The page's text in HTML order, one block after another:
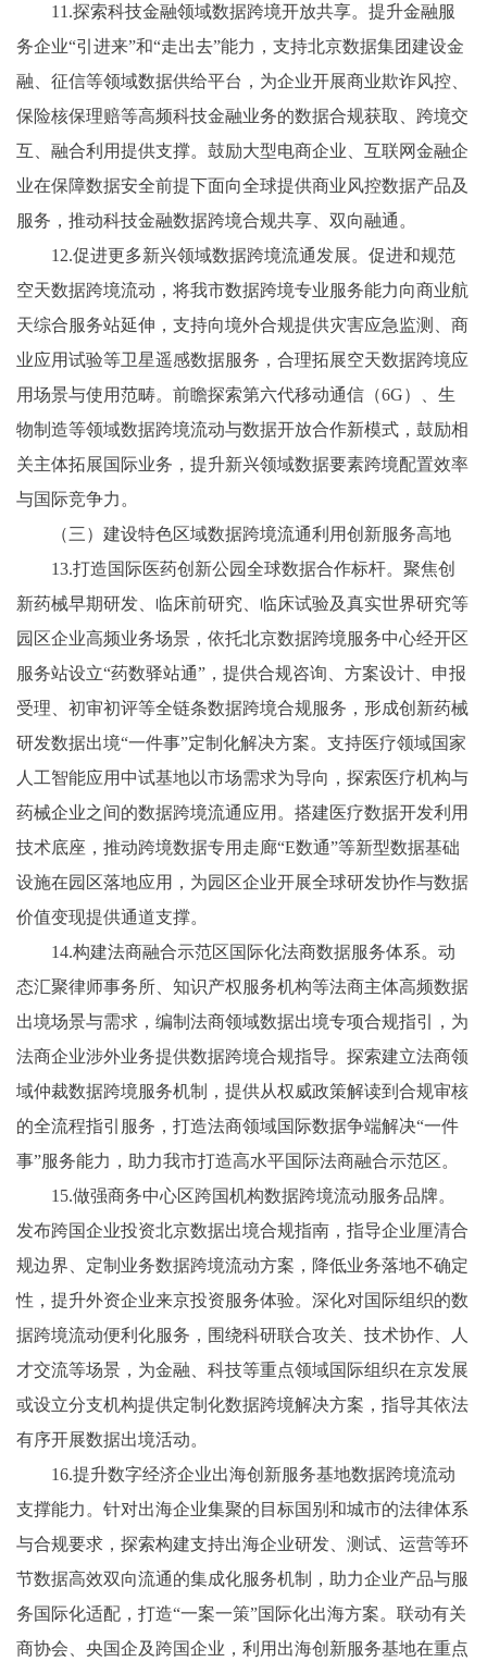
11.探索科技金融领域数据跨境开放共享。提升金融服
务企业“引进来”和“走出去”能力，支持北京数据集团建设金
融、征信等领域数据供给平台，为企业开展商业欺诈风控、
保险核保理赔等高频科技金融业务的数据合规获取、跨境交
互、融合利用提供支撑。鼓励大型电商企业、互联网金融企
业在保障数据安全前提下面向全球提供商业风控数据产品及
服务，推动科技金融数据跨境合规共享、双向融通。
12.促进更多新兴领域数据跨境流通发展。促进和规范
空天数据跨境流动，将我市数据跨境专业服务能力向商业航
天综合服务站延伸，支持向境外合规提供灾害应急监测、商
业应用试验等卫星遥感数据服务，合理拓展空天数据跨境应
用场景与使用范畴。前瞻探索第六代移动通信（6G）、生
物制造等领域数据跨境流动与数据开放合作新模式，鼓励相
关主体拓展国际业务，提升新兴领域数据要素跨境配置效率
与国际竞争力。
（三）建设特色区域数据跨境流通利用创新服务高地
13.打造国际医药创新公园全球数据合作标杆。聚焦创
新药械早期研发、临床前研究、临床试验及真实世界研究等
园区企业高频业务场景，依托北京数据跨境服务中心经开区
服务站设立“药数驿站通”，提供合规咨询、方案设计、申报
受理、初审初评等全链条数据跨境合规服务，形成创新药械
研发数据出境“一件事”定制化解决方案。支持医疗领域国家
人工智能应用中试基地以市场需求为导向，探索医疗机构与
药械企业之间的数据跨境流通应用。搭建医疗数据开发利用
技术底座，推动跨境数据专用走廊“E数通”等新型数据基础
设施在园区落地应用，为园区企业开展全球研发协作与数据
价值变现提供通道支撑。
14.构建法商融合示范区国际化法商数据服务体系。动
态汇聚律师事务所、知识产权服务机构等法商主体高频数据
出境场景与需求，编制法商领域数据出境专项合规指引，为
法商企业涉外业务提供数据跨境合规指导。探索建立法商领
域仲裁数据跨境服务机制，提供从权威政策解读到合规审核
的全流程指引服务，打造法商领域国际数据争端解决“一件
事”服务能力，助力我市打造高水平国际法商融合示范区。
15.做强商务中心区跨国机构数据跨境流动服务品牌。
发布跨国企业投资北京数据出境合规指南，指导企业厘清合
规边界、定制业务数据跨境流动方案，降低业务落地不确定
性，提升外资企业来京投资服务体验。深化对国际组织的数
据跨境流动便利化服务，围绕科研联合攻关、技术协作、人
才交流等场景，为金融、科技等重点领域国际组织在京发展
或设立分支机构提供定制化数据跨境解决方案，指导其依法
有序开展数据出境活动。
16.提升数字经济企业出海创新服务基地数据跨境流动
支撑能力。针对出海企业集聚的目标国别和城市的法律体系
与合规要求，探索构建支持出海企业研发、测试、运营等环
节数据高效双向流通的集成化服务机制，助力企业产品与服
务国际化适配，打造“一案一策”国际化出海方案。联动有关
商协会、央国企及跨国企业，利用出海创新服务基地在重点